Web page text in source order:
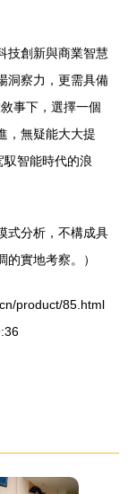
技創新與商業智慧
洞察力，更需具備
事下，選擇一個
，無疑能大大提
馭智能時代的浪
式分析，不構成具
實地考察。）
product/85.html